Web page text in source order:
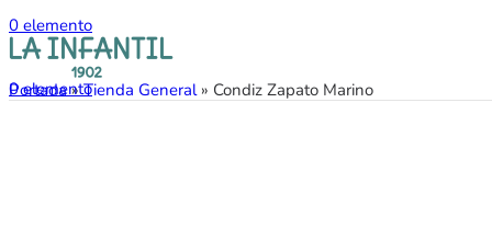
0 elemento
0elemento
Portada»Tienda General» Condiz Zapato Marino